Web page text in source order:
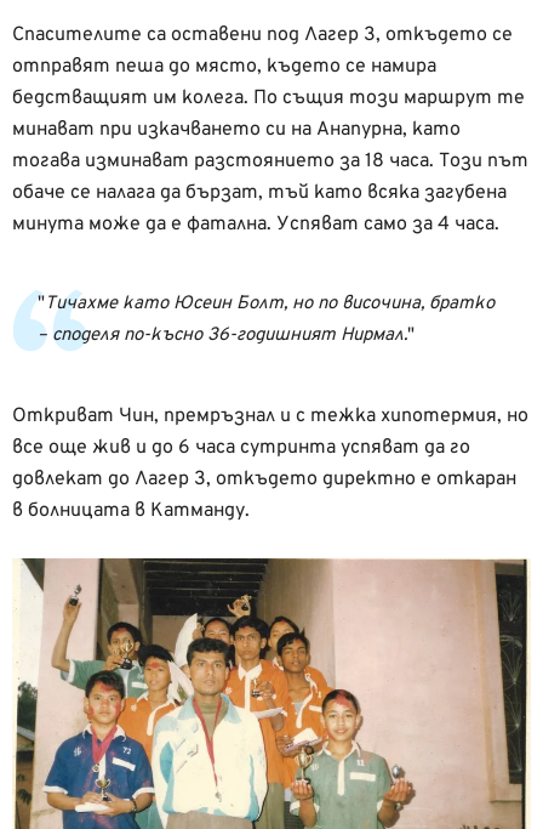
Спасителите са оставени под Лагер 3, откъдето се
отправят пеша до място, където се намира
бедстващият им колега. По същия този маршрут те
минават при изкачването си на Анапурна, като
тогава изминават разстоянието за 18 часа. Този път
обаче се налага да бързат, тъй като всяка загубена
минута може да е фатална. Успяват само за 4 часа.
Тичахме като Юсеин Болт, но по височина, братко
– споделя по-късно 36-годишният Нирмал.
Откриват Чин, премръзнал и с тежка хипотермия, но
все още жив и до 6 часа сутринта успяват да го
довлекат до Лагер 3, откъдето директно е откаран
в болницата в Катманду.